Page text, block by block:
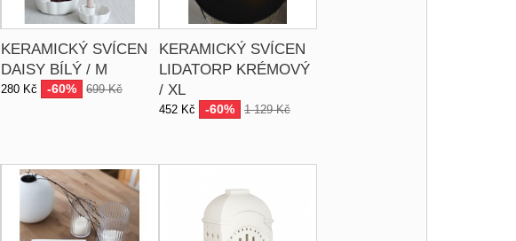
KERAMICKÝ SVÍCEN
DAISY BÍLÝ / M
280 Kč -60% 699 Kč
KERAMICKÝ SVÍCEN
LIDATORP KRÉMOVÝ
/ XL
452 Kč -60% 1 129 Kč